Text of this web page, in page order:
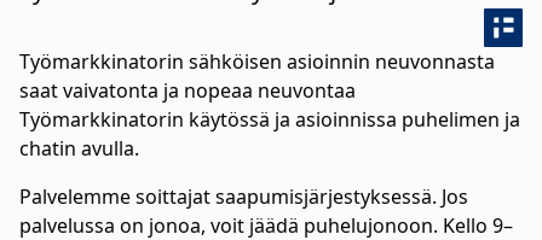
Työmarkkinatorin sähköisen asioinnin neuvonnasta
saat vaivatonta ja nopeaa neuvontaa
Työmarkkinatorin käytössä ja asioinnissa puhelimen ja
chatin avulla.
Palvelemme soittajat saapumisjärjestyksessä. Jos
palvelussa on jonoa, voit jäädä puhelujonoon. Kello 9–